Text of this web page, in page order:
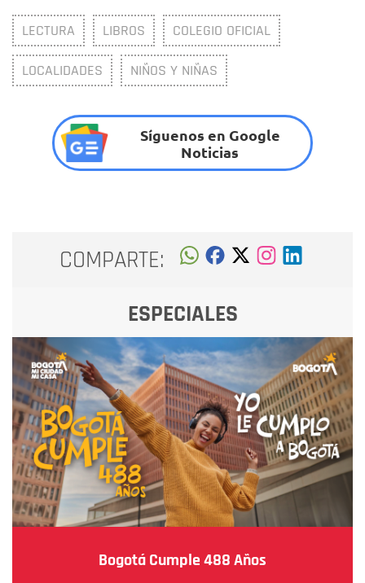
LECTURA LIBROS COLEGIO OFICIAL
LOCALIDADES NIÑOS Y NIÑAS
Síguenos en Google
Noticias
COMPARTE:
ESPECIALES
Bogotá Cumple 488 Años